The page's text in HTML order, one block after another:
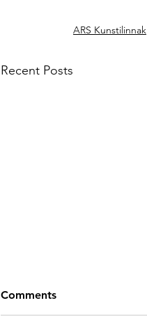
ARS Kunstilinnak
Recent Posts
Comments